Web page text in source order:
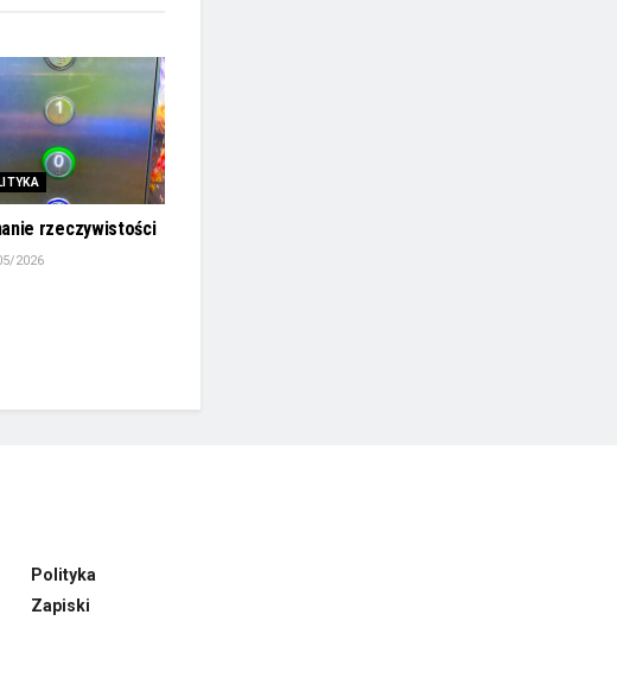
rzeczywistości
2026
Polityka
Zapiski